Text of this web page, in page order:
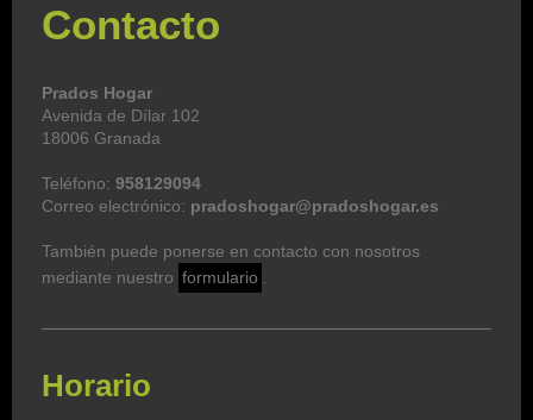
Contacto
Prados Hogar
Avenida de Dílar 102
18006 Granada
Teléfono: 958129094
Correo electrónico: pradoshogar@pradoshogar.es
También puede ponerse en contacto con nosotros
mediante nuestro formulario .
Horario